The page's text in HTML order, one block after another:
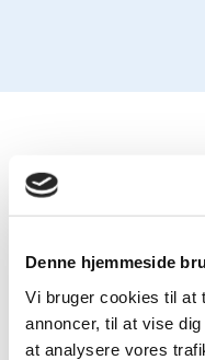
Denne hjemmeside
Vi bruger cookies til at
annoncer, til at vise
at analysere vores